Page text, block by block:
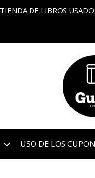
TIENDA DE LIBROS
USO DE LOS